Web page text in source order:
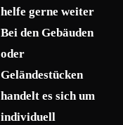
helfe gerne weiter
Bei den Gebäuden
oder
Geländestücken
handelt es sich um
individuell